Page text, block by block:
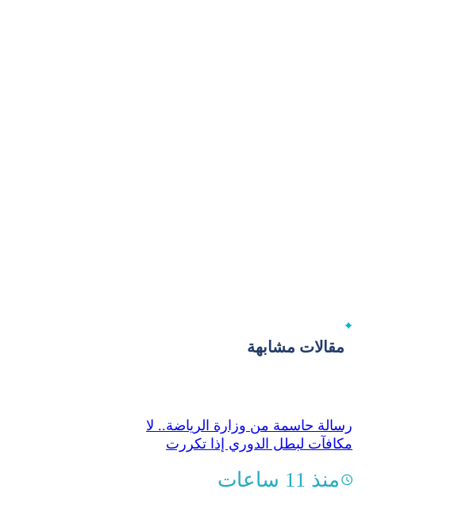
مقالات مشابهة
رسالة حاسمة من وزارة الرياضة.. لا
مكافآت لبطل الدوري إذا تكررت
منذ 11 ساعات